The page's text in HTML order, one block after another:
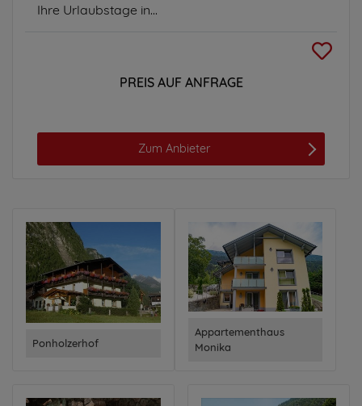
Ihre Urlaubstage in...
PREIS AUF ANFRAGE
Zum Anbieter
Ponholzerhof
Appartementhaus
Monika